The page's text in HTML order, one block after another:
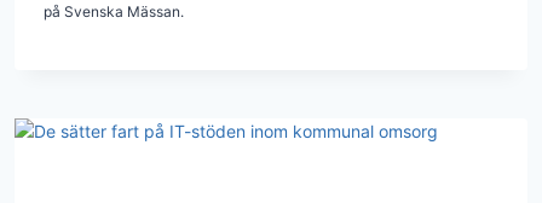
på Svenska Mässan.